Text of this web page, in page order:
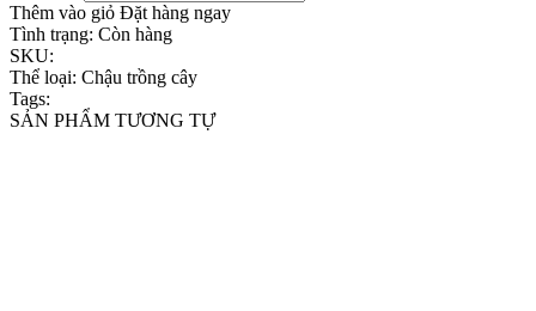
Thêm vào giỏ Đặt hàng ngay
Tình trạng: Còn hàng
SKU:
Thể loại: Chậu trồng cây
Tags:
SẢN PHẨM TƯƠNG TỰ